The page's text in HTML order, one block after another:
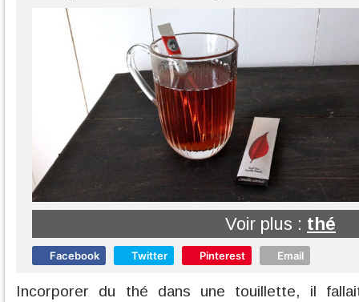
Voir plus : thé
Facebook Twitter Pinterest Email
Incorporer du thé dans une touillette, il